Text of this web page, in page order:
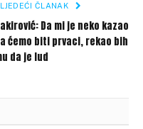
ČLANAK
Da mi je neko kazao
ćemo biti prvaci, rekao bih
da je lud